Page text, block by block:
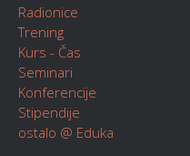
Radionice
Trening
Kurs - Čas
Seminari
Konferencije
Stipendije
ostalo @ Eduka